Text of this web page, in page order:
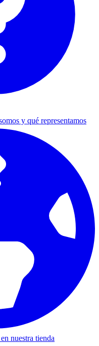
y qué representamos
nuestra tienda